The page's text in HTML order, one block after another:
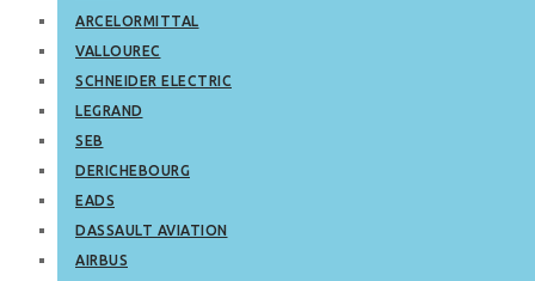
ARCELORMITTAL
VALLOUREC
SCHNEIDER ELECTRIC
LEGRAND
SEB
DERICHEBOURG
EADS
DASSAULT AVIATION
AIRBUS